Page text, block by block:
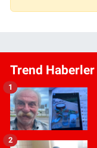
Trend Haberler
1
2